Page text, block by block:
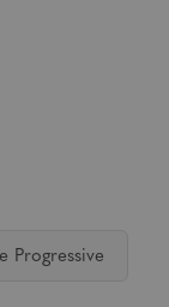
Progressive